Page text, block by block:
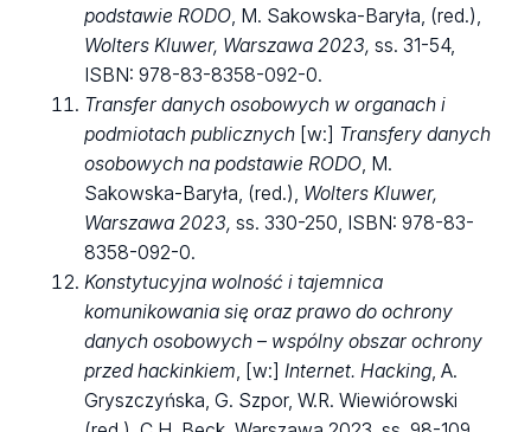
podstawie RODO, M. Sakowska-Baryła, (red.),
Wolters Kluwer, Warszawa 2023,ss. 31-54,
ISBN: 978-83-8358-092-0.
Transfer danych osobowych w organach i
podmiotach publicznych [w:] Transfery danych
osobowych na podstawie RODO, M.
Sakowska-Baryła, (red.), Wolters Kluwer,
Warszawa 2023,ss. 330-250, ISBN: 978-83-
8358-092-0.
Konstytucyjna wolność i tajemnica
komunikowania się oraz prawo do ochrony
danych osobowych – wspólny obszar ochrony
przed hackinkiem, [w:]Internet. Hacking, A.
Gryszczyńska, G. Szpor, W.R. Wiewiórowski